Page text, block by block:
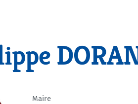
Maire